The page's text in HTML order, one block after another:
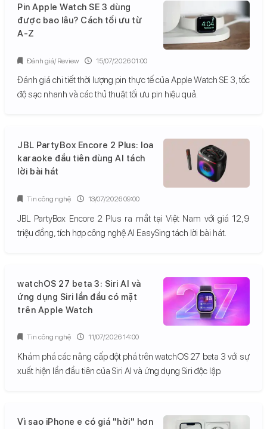
Pin Apple Watch SE 3 dùng
được bao lâu? Cách tối ưu từ
A-Z
Đánh giá chi tiết thời lượng pin thực tế của Apple Watch SE 3, tốc
độ sạc nhanh và các thủ thuật tối ưu pin hiệu quả.
Đánh giá/ Review 15/07/2026 01:00
JBL PartyBox Encore 2 Plus: loa
karaoke đầu tiên dùng AI tách
lời bài hát
JBL PartyBox Encore 2 Plus ra mắt tại Việt Nam với giá 12,9
triệu đồng, tích hợp công nghệ AI EasySing tách lời bài hát.
Tin công nghệ 13/07/2026 09:00
watchOS 27 beta 3: Siri AI và
ứng dụng Siri lần đầu có mặt
trên Apple Watch
Khám phá các nâng cấp đột phá trên watchOS 27 beta 3 với sự
xuất hiện lần đầu tiên của Siri AI và ứng dụng Siri độc lập.
Tin công nghệ 11/07/2026 14:00
Vì sao iPhone e có giá "hời" hơn